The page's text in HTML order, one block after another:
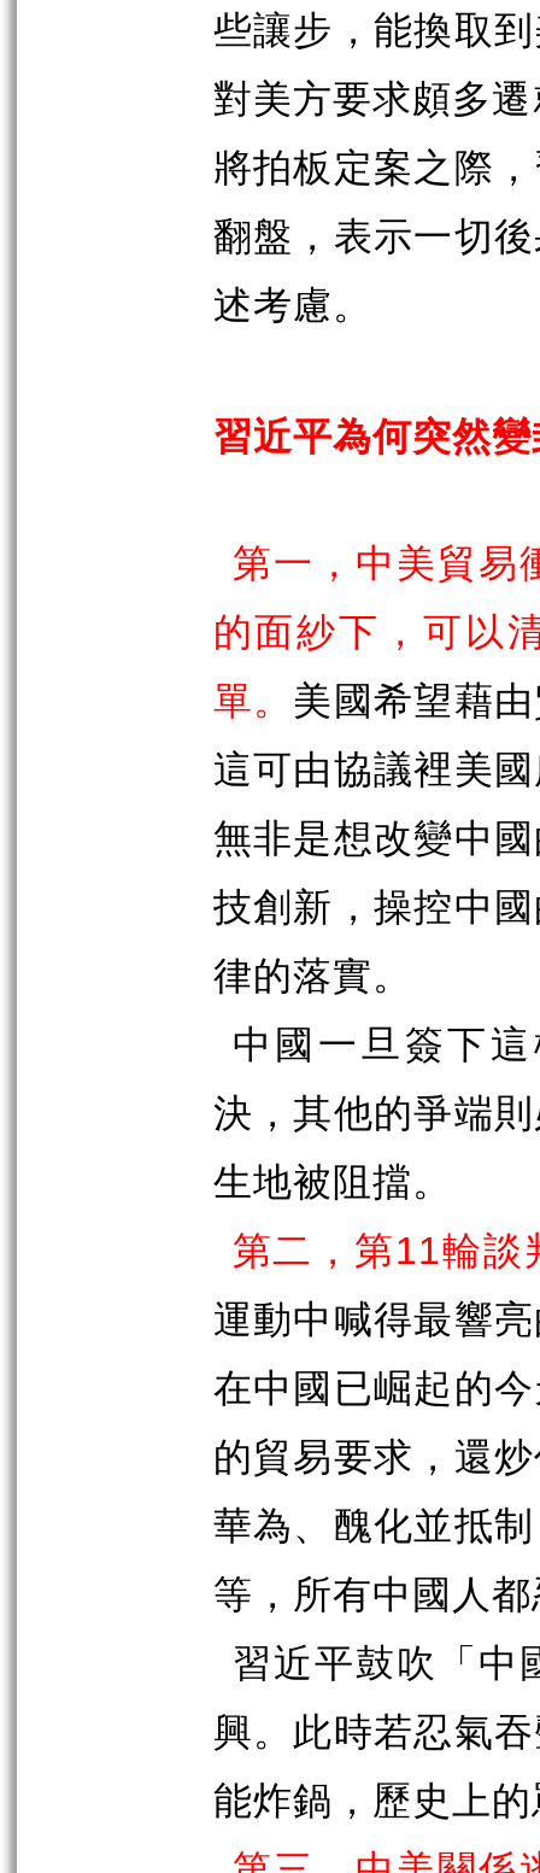
些讓步，能換取
對美方要求頗多
將拍板定案之際
翻盤，表示一切
述考慮。
習近平為何突然
第一，中美貿易
的面紗下，可以
單。 美國希望藉
這可由協議裡美
無非是想改變中
技創新，操控中
律的落實。
中國一旦簽下
決，其他的爭端
生地被阻擋。
第二，第11輪談
運動中喊得最響
在中國已崛起的
的貿易要求，還
華為、醜化並抵
等，所有中國人
習近平鼓吹「中
興。此時若忍氣
能炸鍋，歷史上